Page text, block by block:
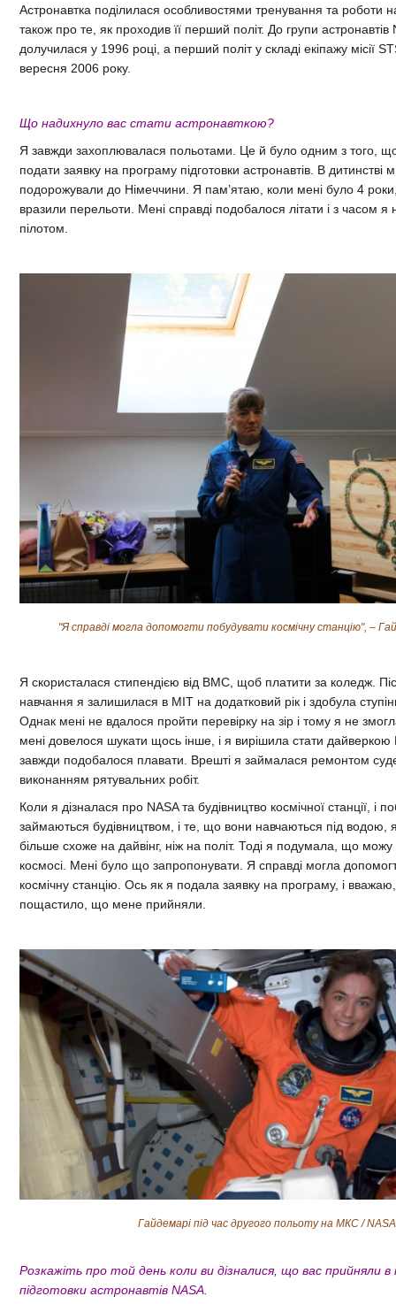
Астронавтка поділилася особливостями тренування та роботи на
також про те, як проходив її перший політ. До групи астронавтів
долучилася у 1996 році, а перший політ у складі екіпажу місії
вересня 2006 року.
Що надихнуло вас стати астронавткою?
Я завжди захоплювалася польотами. Це й було одним з того,
подати заявку на програму підготовки астронавтів. В дитинстві
подорожували до Німеччини. Я пам’ятаю, коли мені було 4
вразили перельоти. Мені справді подобалося літати і з часом я
пілотом.
"Я справді могла допомогти побудувати космічну станцію", –
Я скористалася стипендією від ВМС, щоб платити за коледж.
навчання я залишилася в MIT на додатковий рік і здобула
Однак мені не вдалося пройти перевірку на зір і тому я не
мені довелося шукати щось інше, і я вирішила стати
завжди подобалося плавати. Врешті я займалася ремонтом
виконанням рятувальних робіт.
Коли я дізналася про NASA та будівництво космічної станції, і
займаються будівництвом, і те, що вони навчаються під
більше схоже на дайвінг, ніж на політ. Тоді я подумала, що
космосі. Мені було що запропонувати. Я справді могла
космічну станцію. Ось як я подала заявку на програму, і
пощастило, що мене прийняли.
Гайдемарі під час другого польоту на МКС / NASA
Розкажіть про той день коли ви дізналися, що вас прийняли в
підготовки астронавтів NASA.